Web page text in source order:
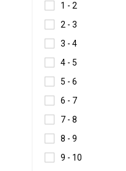
1 - 2
2 - 3
3 - 4
4 - 5
5 - 6
6 - 7
7 - 8
8 - 9
9 - 10